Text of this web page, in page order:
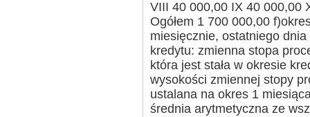
VIII 40 000,00 IX 40 000,00
Ogółem 1 700 000,00
miesięcznie, ostatniego
kredytu: zmienna stopa
która jest stała w okresie
wysokości zmiennej stopy
ustalana na okres 1
średnia arytmetyczna ze